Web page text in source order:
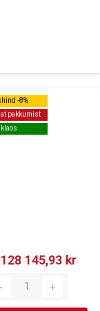
-8%
pakkumist
-8%
pakkumist
128 145,93 kr‎